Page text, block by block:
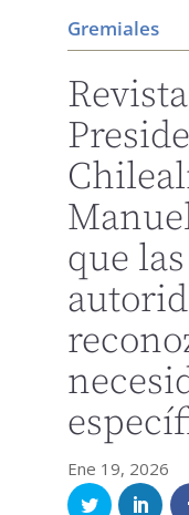
Gremiales
que
Ene 19, 2026